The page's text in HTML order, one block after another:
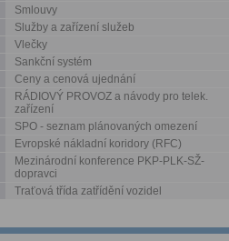
Smlouvy
Služby a zařízení služeb
Vlečky
Sankční systém
Ceny a cenová ujednání
RÁDIOVÝ PROVOZ a návody pro telek.
zařízení
SPO - seznam plánovaných omezení
Evropské nákladní koridory (RFC)
Mezinárodní konference PKP-PLK-SŽ-
dopravci
Traťová třída zatřídění vozidel